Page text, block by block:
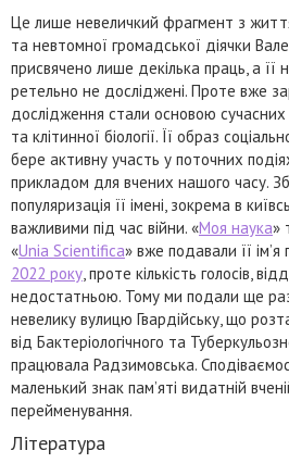
Це лише невеличкий фрагмент з
та невтомної громадської діячки
присвячено лише декілька праць, а її
ретельно не досліджені. Проте вже
дослідження стали основою сучасних
та клітинної біології. Її образ
бере активну участь у поточних
прикладом для вчених нашого часу.
популяризація її імені, зокрема в
важливими під час війни. «Моя наука»
«Unia Scientifica» вже подавали її ім’я
2022 року , проте кількість голосів,
недостатньою. Тому ми подали ще
невелику вулицю Гвардійську, що
від Бактеріологічного та
працювала Радзимовська.
маленький знак пам’яті видатній
перейменування.
Література